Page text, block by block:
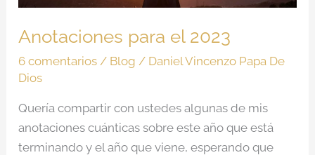
Anotaciones para el 2023
6 comentarios / Blog / Daniel Vincenzo Papa De
Dios
Quería compartir con ustedes algunas de mis
anotaciones cuánticas sobre este año que está
terminando y el año que viene, esperando que